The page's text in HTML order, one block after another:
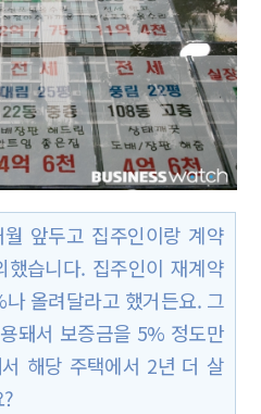
앞두고 집주인이랑 계약
습니다. 집주인이 재계약
올려달라고 했거든요. 그
돼서 보증금을 5% 정도만
해당 주택에서 2년 더 살